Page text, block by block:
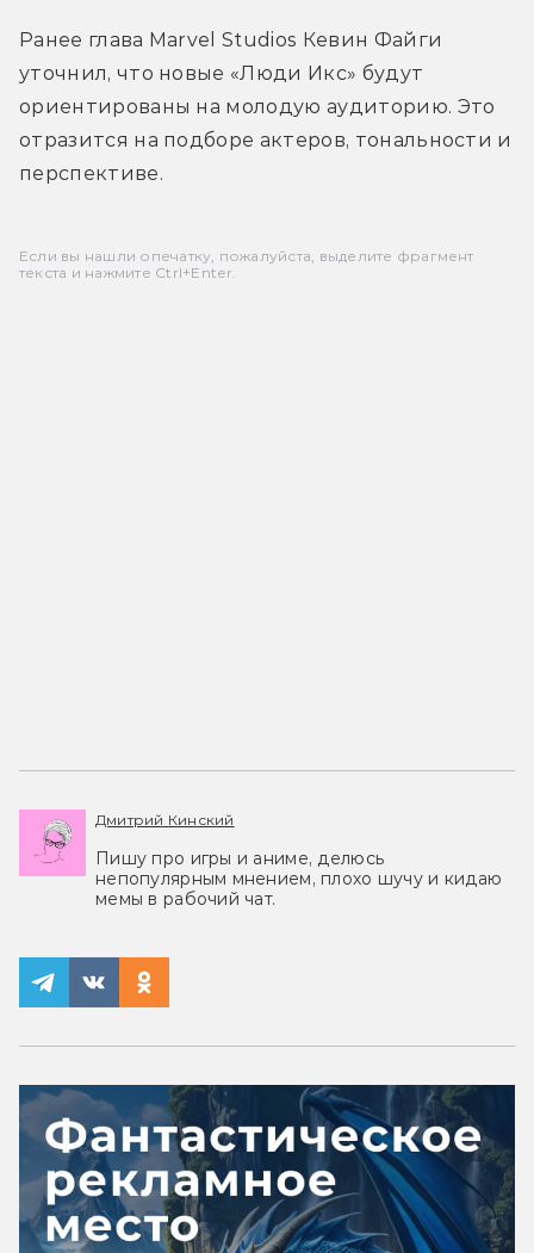
Ранее глава Marvel Studios Кевин Файги
уточнил, что новые «Люди Икс» будут
ориентированы на молодую аудиторию. Это
отразится на подборе актеров, тональности и
перспективе.
Если вы нашли опечатку, пожалуйста, выделите фрагмент
текста и нажмите Ctrl+Enter.
Дмитрий Кинский
Пишу про игры и аниме, делюсь
непопулярным мнением, плохо шучу и кидаю
мемы в рабочий чат.